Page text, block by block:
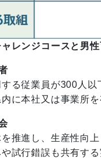
ャレンジコースと男
従業員が300人以
本社又は事業所を
進し、生産性向上
試行錯誤も共有す